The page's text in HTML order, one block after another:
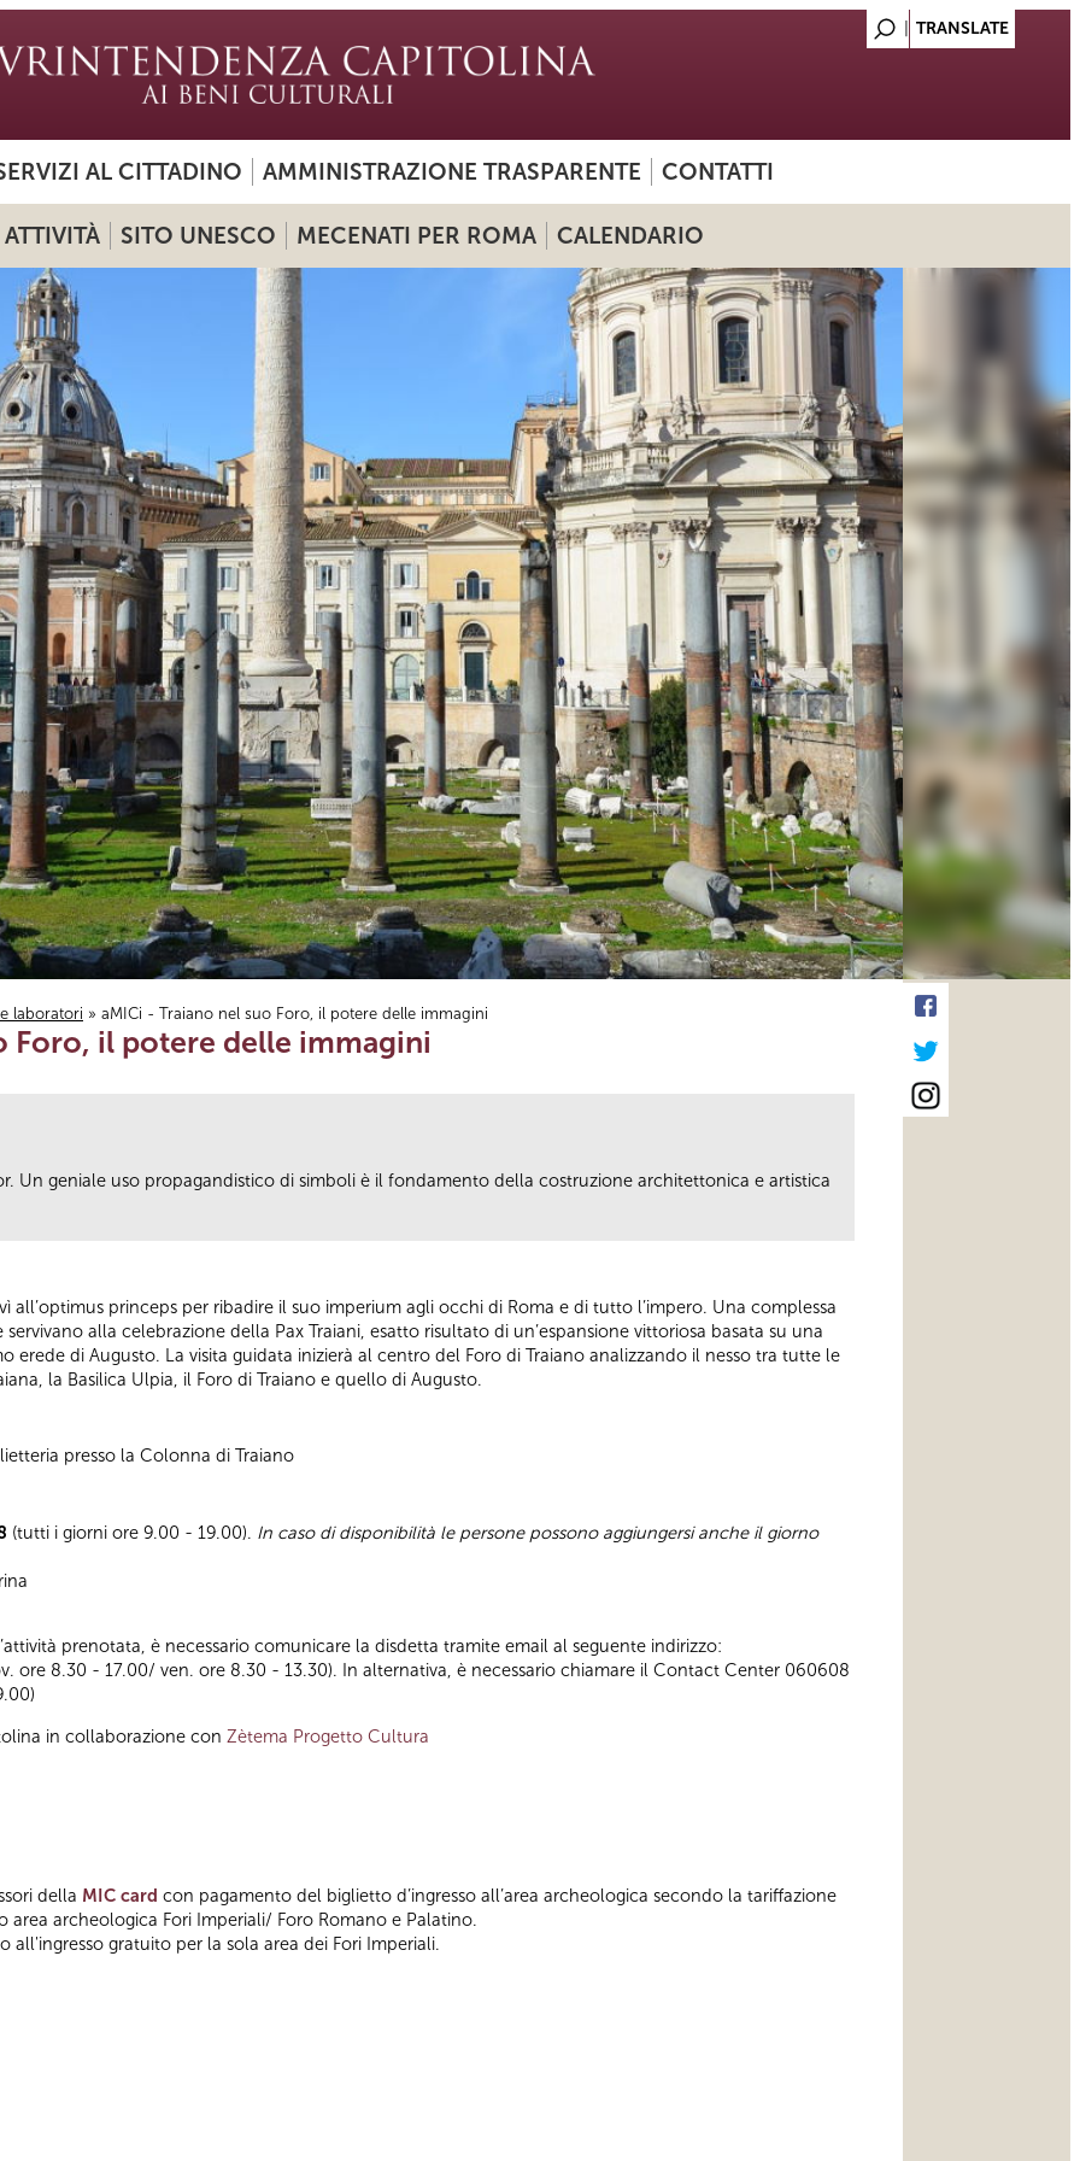
AL CITTADINO AMMINISTRAZIONE TRASPARENTE CONTATTI
ATTIVITÀ SITO UNESCO MECENATI PER ROMA CALENDARIO
laboratori » aMICi - Traiano nel suo Foro, il potere delle immagini
Foro, il potere delle immagini
Un geniale uso propagandistico di simboli è il fondamento della costruzione architettonica e artistica
all’optimus princeps per ribadire il suo imperium agli occhi di Roma e di tutto l’impero. Una complessa
alla celebrazione della Pax Traiani, esatto risultato di un’espansione vittoriosa basata su una
erede di Augusto. La visita guidata inizierà al centro del Foro di Traiano analizzando il nesso tra tutte le
la Basilica Ulpia, il Foro di Traiano e quello di Augusto.
presso la Colonna di Traiano
(tutti i giorni ore 9.00 - 19.00). In caso di disponibilità le persone possono aggiungersi anche il giorno
prenotata, è necessario comunicare la disdetta tramite email al seguente indirizzo:
ore 8.30 - 17.00/ ven. ore 8.30 - 13.30). In alternativa, è necessario chiamare il Contact Center 060608
in collaborazione con Zètema Progetto Cultura
della MIC card con pagamento del biglietto d’ingresso all’area archeologica secondo la tariffazione
area archeologica Fori Imperiali/ Foro Romano e Palatino.
all'ingresso gratuito per la sola area dei Fori Imperiali.